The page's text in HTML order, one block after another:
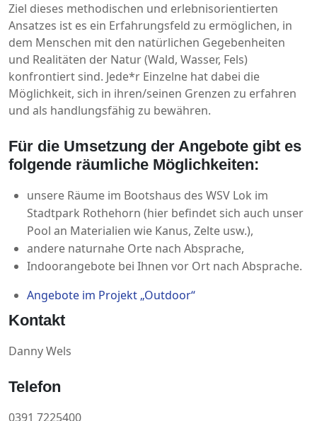
Ziel dieses methodischen und erlebnisorientierten
Ansatzes ist es ein Erfahrungsfeld zu ermöglichen, in
dem Menschen mit den natürlichen Gegebenheiten
und Realitäten der Natur (Wald, Wasser, Fels)
konfrontiert sind. Jede*r Einzelne hat dabei die
Möglichkeit, sich in ihren/seinen Grenzen zu erfahren
und als handlungsfähig zu bewähren.
Für die Umsetzung der Angebote gibt es
folgende räumliche Möglichkeiten:
unsere Räume im Bootshaus des WSV Lok im
Stadtpark Rothehorn (hier befindet sich auch unser
Pool an Materialien wie Kanus, Zelte usw.),
andere naturnahe Orte nach Absprache,
Indoorangebote bei Ihnen vor Ort nach Absprache.
Angebote im Projekt „Outdoor“
Kontakt
Danny Wels
Telefon
0391 7225400